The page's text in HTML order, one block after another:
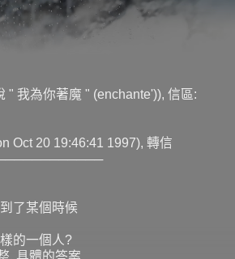
" 我為你著魔 " (enchante')), 信區:
Oct 20 19:46:41 1997), 轉信
了某個時候
的一個人?
, 具體的答案